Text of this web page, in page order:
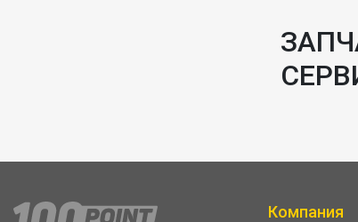
Компания